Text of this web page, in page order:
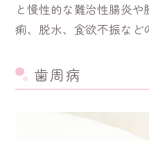
と慢性的な難治性腸炎
痢、脱水、食欲不振など
歯周病